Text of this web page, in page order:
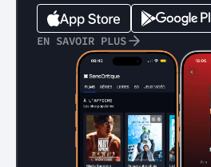
EN SAVOIR PLUS